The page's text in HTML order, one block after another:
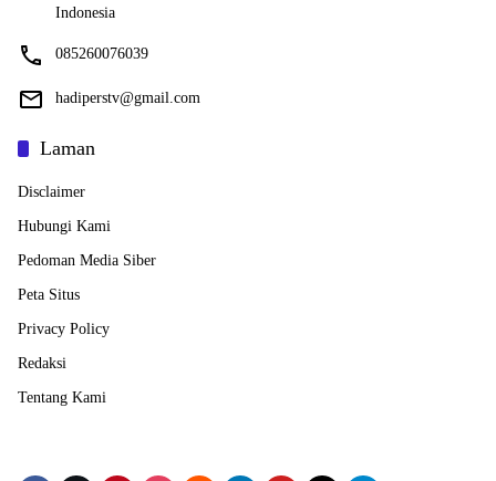
Indonesia
085260076039
hadiperstv@gmail.com
Laman
Disclaimer
Hubungi Kami
Pedoman Media Siber
Peta Situs
Privacy Policy
Redaksi
Tentang Kami